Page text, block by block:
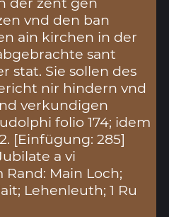
vnd den ban
ain kirchen in der
sant
stat. Sie sollen des
nir hindern vnd
verkundigen
folio 174; idem
[Einfügung: 285]
a vi
Main Loch;
Lehenleuth; 1 Ru